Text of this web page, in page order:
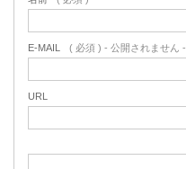
E-MAIL ( 必須 ) - 公開されません -
URL